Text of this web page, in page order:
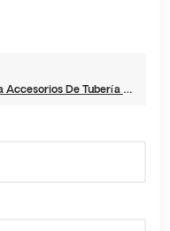
Materiales De Plomería Agua Sanitaria Accesorios De Tubería De Metal Codo Rosca Macho Accesorio De Presión Inoxidable